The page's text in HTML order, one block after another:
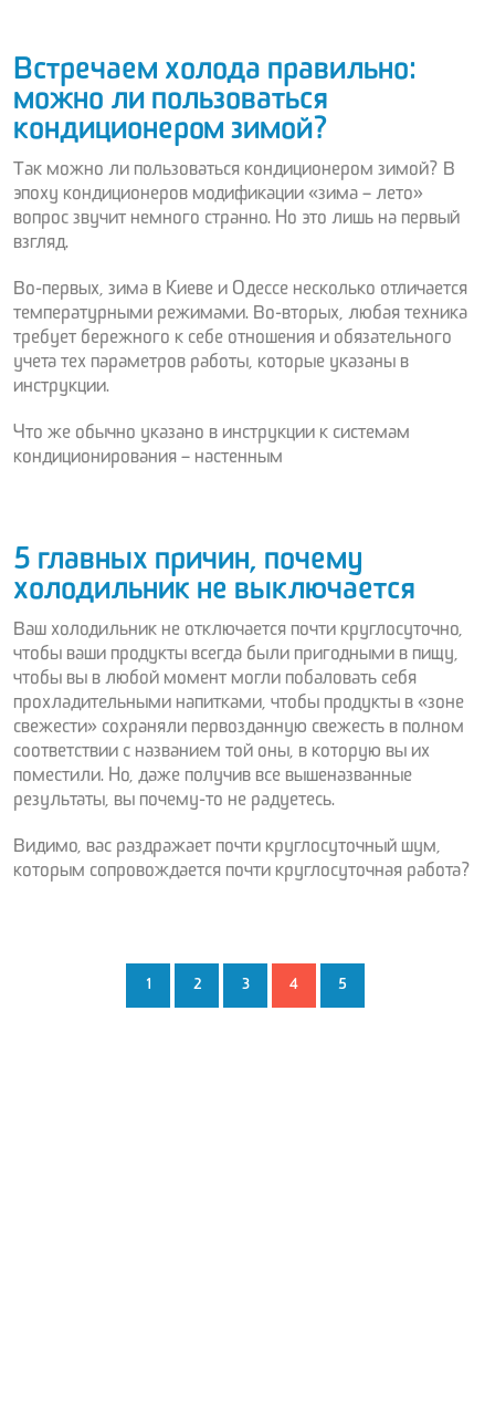
Встречаем холода правильно:
можно ли пользоваться
кондиционером зимой?
Так можно ли пользоваться кондиционером зимой? В
эпоху кондиционеров модификации «зима – лето»
вопрос звучит немного странно. Но это лишь на первый
взгляд.
Во-первых, зима в Киеве и Одессе несколько отличается
температурными режимами. Во-вторых, любая техника
требует бережного к себе отношения и обязательного
учета тех параметров работы, которые указаны в
инструкции.
Что же обычно указано в инструкции к системам
кондиционирования – настенным
5 главных причин, почему
холодильник не выключается
Ваш холодильник не отключается почти круглосуточно,
чтобы ваши продукты всегда были пригодными в пищу,
чтобы вы в любой момент могли побаловать себя
прохладительными напитками, чтобы продукты в «зоне
свежести» сохраняли первозданную свежесть в полном
соответствии с названием той оны, в которую вы их
поместили. Но, даже получив все вышеназванные
результаты, вы почему-то не радуетесь.
Видимо, вас раздражает почти круглосуточный шум,
которым сопровождается почти круглосуточная работа?
1 2 3 4 5